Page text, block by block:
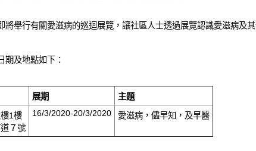
將舉行有關愛滋病的巡迴展覽，讓社區人士透過展覽認識愛滋病及
期及地點如下：
展期
主題
1樓
７號
16/3/2020-20/3/2020 愛滋病，儘早知，及早醫